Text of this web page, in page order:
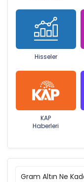
Hisseler
KAP
Haberleri
Gram Altın Ne